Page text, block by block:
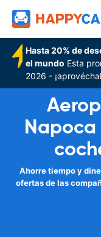
Hasta 20% de
el mundo Esta
2026 -
Ahorre tiempo y
ofertas de las